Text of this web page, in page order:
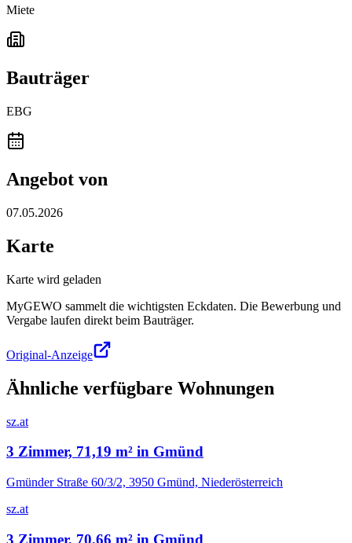
Miete
Bauträger
EBG
Angebot von
07.05.2026
Karte
Karte wird geladen
MyGEWO sammelt die wichtigsten Eckdaten. Die Bewerbung und
Vergabe laufen direkt beim Bauträger.
Original-Anzeige
Ähnliche verfügbare Wohnungen
sz.at
3 Zimmer, 71,19 m² in Gmünd
Gmünder Straße 60/3/2, 3950 Gmünd, Niederösterreich
sz.at
3 Zimmer, 70,66 m² in Gmünd